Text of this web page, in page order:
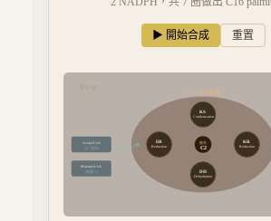
▶ 開始合成 重置
FAS 多功能酶
KS
Condensation
KR
Reduction
DH
Dehydration
ER
Reduction
鏈長
C2
Acetyl-CoA
(2C 起始)
Malonyl-CoA
(每圈+1)